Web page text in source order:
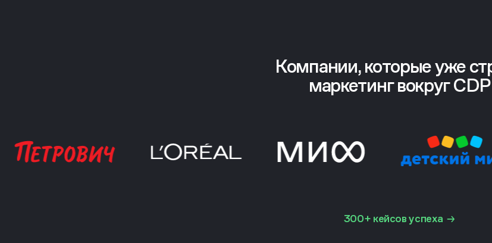
Компании, которые уже
маркетинг вокруг CDP
300+ кейсов успеха